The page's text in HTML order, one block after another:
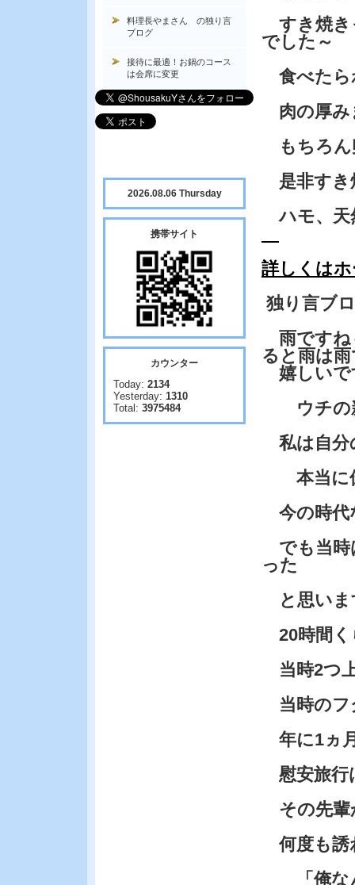
すき焼き
でした～
食べたら
肉の厚み
もちろん
是非すき
ハモ、天
詳しくは
独り言ブ
雨ですね
ると雨は
嬉しいで
ウチの新
私は自分
本当に倒
今の時代
でも当時
った
と思いま
20時間く
当時2つ
当時のフ
年に1ヵ
慰安旅行
その先輩
何度も誘
「俺なん
料理長やまさん の独り言
ブログ
接待に最適！お鍋のコース
は会席に変更
2026.08.06 Thursday
携帯サイト
カウンター
Today: 2134
Yesterday: 1310
Total: 3975484